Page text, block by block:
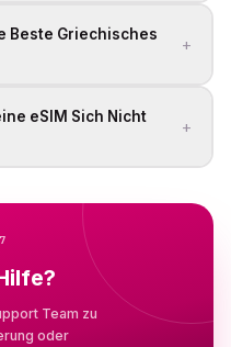
Beste Griechisches
+
eSIM Sich Nicht
+
Team zu
oder